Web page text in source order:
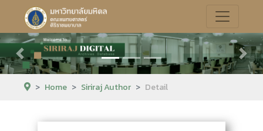
Previous Next
Home Siriraj Author Detail